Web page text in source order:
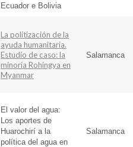
Ecuador e Bolivia
La politización de la
ayuda humanitaria.
Estudio de caso: la
minoría Rohingya en
Myanmar
Salamanca
El valor del agua:
Los aportes de
Huarochirí a la
política del agua en
Salamanca